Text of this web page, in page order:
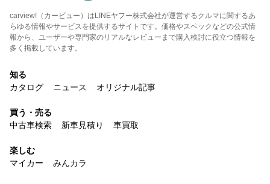
carview!（カービュー）はLINEヤフー株式会社が運営するクルマに関するあ
らゆる情報やサービスを提供するサイトです。価格やスペックなどの公式情
報から、ユーザーや専門家のリアルなレビューまで購入検討に役立つ情報を
多く掲載しています。
知る
カタログ
ニュース オリジナル記事
買う・売る
中古車検索
新車見積り 車買取
楽しむ
マイカー
みんカラ